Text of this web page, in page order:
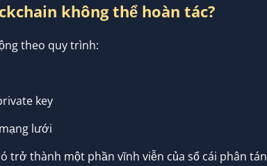
không thể hoàn tác?
theo quy trình:
key
lưới
trở thành một phần vĩnh viễn của sổ cái phân tán